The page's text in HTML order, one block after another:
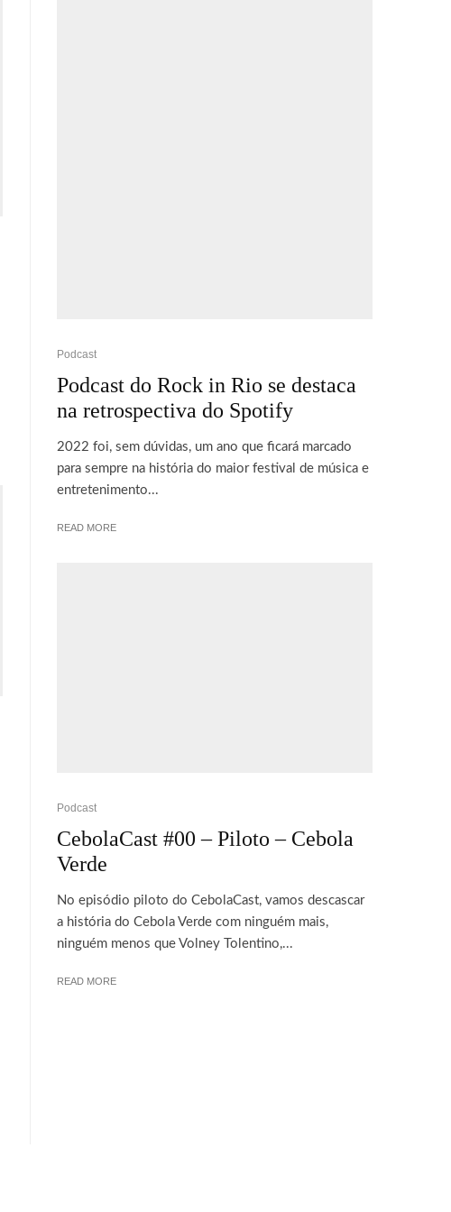
Podcast
Podcast do Rock in Rio se destaca
na retrospectiva do Spotify
2022 foi, sem dúvidas, um ano que ficará marcado
para sempre na história do maior festival de música e
entretenimento...
READ MORE
Podcast
CebolaCast #00 – Piloto – Cebola
Verde
No episódio piloto do CebolaCast, vamos descascar
a história do Cebola Verde com ninguém mais,
ninguém menos que Volney Tolentino,...
READ MORE